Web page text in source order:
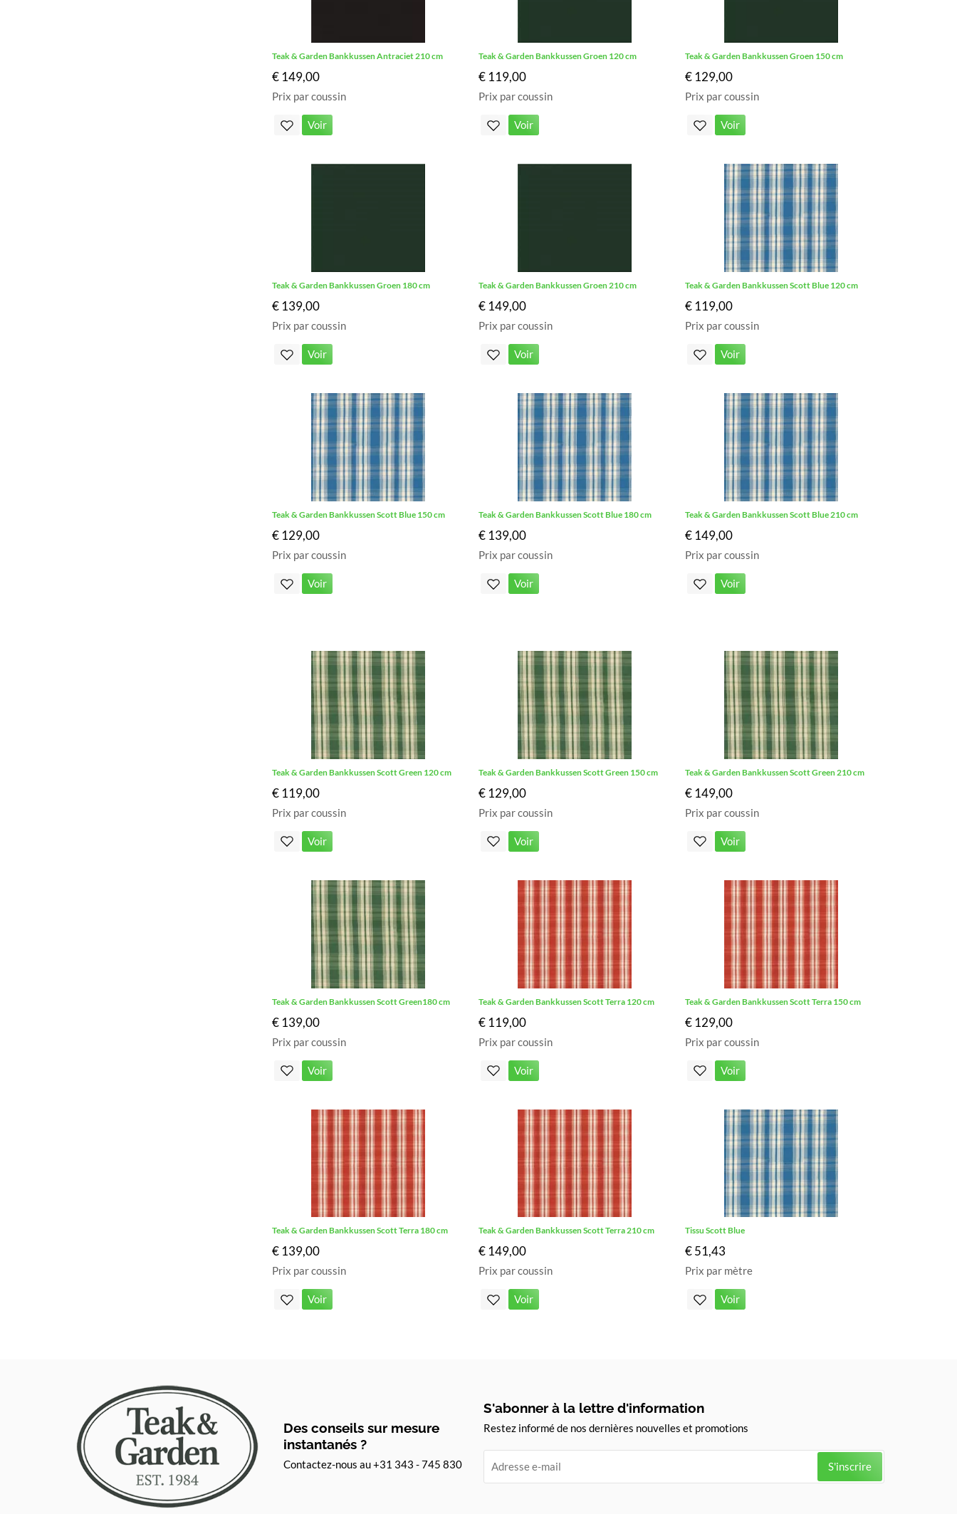
Teak & Garden Bankkussen Antraciet 210 cm
€ 149,00
Prix par coussin
Voir
Teak & Garden Bankkussen Groen 120 cm
€ 119,00
Prix par coussin
Voir
Teak & Garden Bankkussen Groen 150 cm
€ 129,00
Prix par coussin
Voir
Teak & Garden Bankkussen Groen 180 cm
€ 139,00
Prix par coussin
Voir
Teak & Garden Bankkussen Groen 210 cm
€ 149,00
Prix par coussin
Voir
Teak & Garden Bankkussen Scott Blue 120 cm
€ 119,00
Prix par coussin
Voir
Teak & Garden Bankkussen Scott Blue 150 cm
€ 129,00
Prix par coussin
Voir
Teak & Garden Bankkussen Scott Blue 180 cm
€ 139,00
Prix par coussin
Voir
Teak & Garden Bankkussen Scott Blue 210 cm
€ 149,00
Prix par coussin
Voir
Teak & Garden Bankkussen Scott Green 120 cm
€ 119,00
Prix par coussin
Voir
Teak & Garden Bankkussen Scott Green 150 cm
€ 129,00
Prix par coussin
Voir
Teak & Garden Bankkussen Scott Green 210 cm
€ 149,00
Prix par coussin
Voir
Teak & Garden Bankkussen Scott Green180 cm
€ 139,00
Prix par coussin
Voir
Teak & Garden Bankkussen Scott Terra 120 cm
€ 119,00
Prix par coussin
Voir
Teak & Garden Bankkussen Scott Terra 150 cm
€ 129,00
Prix par coussin
Voir
Teak & Garden Bankkussen Scott Terra 180 cm
€ 139,00
Prix par coussin
Voir
Teak & Garden Bankkussen Scott Terra 210 cm
€ 149,00
Prix par coussin
Voir
Tissu Scott Blue
€ 51,43
Prix par mètre
Voir
Des conseils sur mesure
instantanés ?
Contactez-nous au +31 343 - 745 830
S'abonner à la lettre d'information
Restez informé de nos dernières nouvelles et promotions
S'inscrire